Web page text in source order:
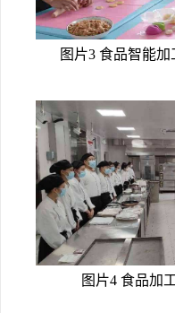
图片3 食品智能
图片4 食品加